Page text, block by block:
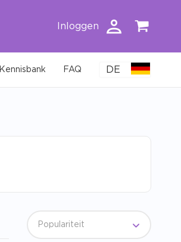
Inloggen
Kennisbank FAQ DE